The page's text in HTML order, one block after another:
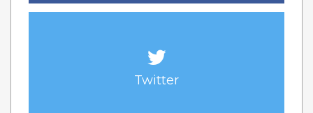
Twitter